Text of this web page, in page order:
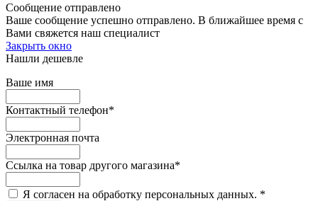
Сообщение отправлено
Ваше сообщение успешно отправлено. В ближайшее время с
Вами свяжется наш специалист
Закрыть окно
Нашли дешевле
Ваше имя
Контактный телефон*
Электронная почта
Ссылка на товар другого магазина*
Я согласен на обработку персональных данных. *